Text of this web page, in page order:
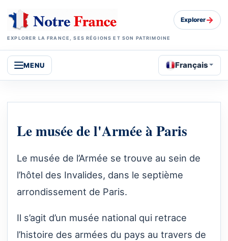
EXPLORER LA FRANCE, SES RÉGIONS ET SON PATRIMOINE
Explorer→
MENU Français
Le musée de l'Armée à Paris
Le musée de l’Armée se trouve au sein de
l’hôtel des Invalides, dans le septième
arrondissement de Paris.
Il s’agit d’un musée national qui retrace
l’histoire des armées du pays au travers de